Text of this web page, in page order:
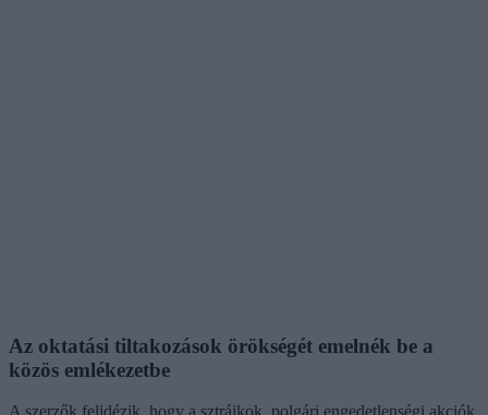
Az oktatási tiltakozások örökségét emelnék be a
közös emlékezetbe